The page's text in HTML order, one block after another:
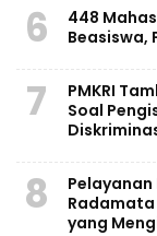
6
448
Beasiswa,
7
PMKRI
Soal
8
Pelayanan
Radamata
yang